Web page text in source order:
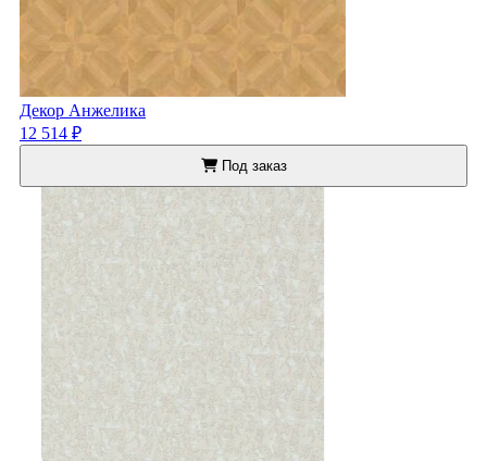
Декор Анжелика
12 514 ₽
Под заказ